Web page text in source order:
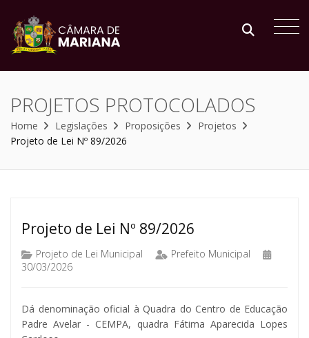
PROJETOS PROTOCOLADOS
Home Legislações Proposições
Projetos
Projeto de Lei Nº 89/2026
Projeto de Lei Nº 89/2026
Projeto de Lei Municipal
Prefeito Municipal
30/03/2026
Dá denominação oficial à Quadra do Centro de Educação
Padre Avelar - CEMPA, quadra Fátima Aparecida Lopes